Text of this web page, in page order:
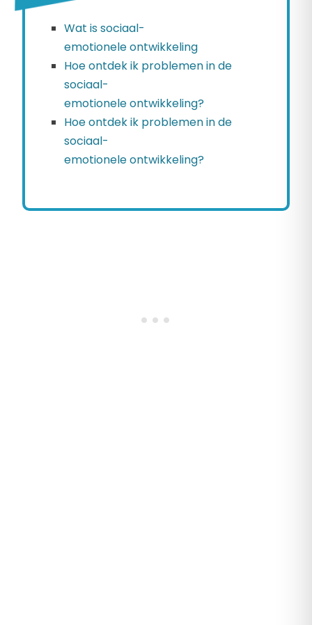
Wat is sociaal-
emotionele ontwikkeling
Hoe ontdek ik problemen in de
sociaal-
emotionele ontwikkeling?
Hoe ontdek ik problemen in de
sociaal-
emotionele ontwikkeling?